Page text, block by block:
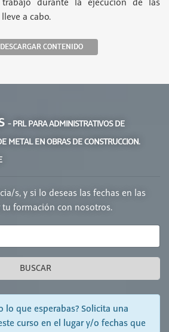
trabajo durante la ejecución de las
a cabo.
DESCARGAR CONTENIDO
- PRL PARA ADMINISTRATIVOS DE
METAL EN OBRAS DE CONSTRUCCION.
s, y si lo deseas las fechas en las
tu formación con nosotros.
BUSCAR
lo que esperabas? Solicita una
curso en el lugar y/o fechas que